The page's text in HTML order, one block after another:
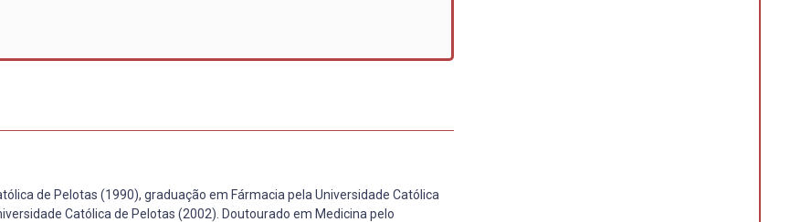
de Pelotas (1990), graduação em Fármacia pela Universidade Católica
Católica de Pelotas (2002). Doutourado em Medicina pelo